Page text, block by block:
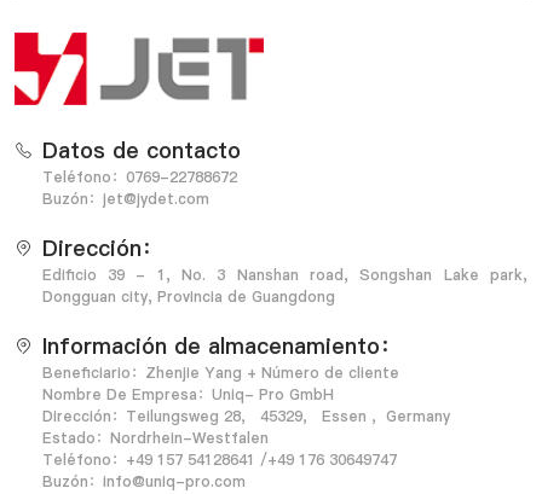
Datos de contacto
Teléfono：0769-22788672
Buzón：jet@jydet.com
Dirección：
Edificio 39 - 1, No. 3 Nanshan road, Songshan Lake park,
Dongguan city, Provincia de Guangdong
Información de almacenamiento：
Beneficiario：Zhenjie Yang + Número de cliente
Nombre De Empresa：Uniq- Pro GmbH
Dirección：Teilungsweg 28， 45329， Essen ，Germany
Estado：Nordrhein-Westfalen
Teléfono：+49 157 54128641 /+49 176 30649747
Buzón：info@uniq-pro.com